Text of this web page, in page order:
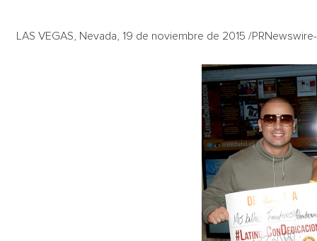
LAS VEGAS, Nevada, 19 de noviembre de 2015 /